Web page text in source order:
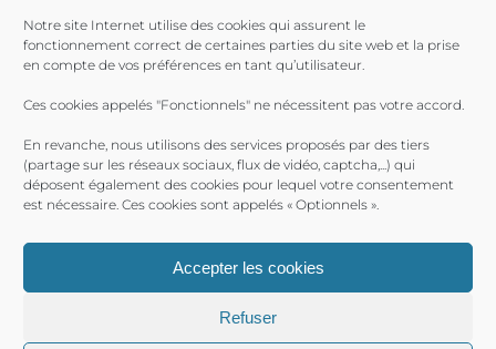
Notre site Internet utilise des cookies qui assurent le
fonctionnement correct de certaines parties du site web et la prise
en compte de vos préférences en tant qu’utilisateur.
Ces cookies appelés "Fonctionnels" ne nécessitent pas votre accord.
En revanche, nous utilisons des services proposés par des tiers
(partage sur les réseaux sociaux, flux de vidéo, captcha,...) qui
déposent également des cookies pour lequel votre consentement
est nécessaire. Ces cookies sont appelés « Optionnels ».
Accepter les cookies
Refuser
Mentions Légales | Produit par le